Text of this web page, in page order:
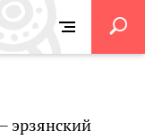
эрзянский